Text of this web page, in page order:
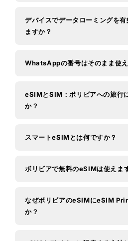
デバイスでデータローミングを
ますか？
WhatsAppの番号はそのまま使え
eSIMとSIM：ボリビアへの旅行
か？
スマートeSIMとは何ですか？
ボリビアで無料のeSIMは使えま
なぜボリビアのeSIMにeSIM
か？